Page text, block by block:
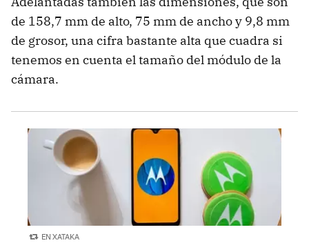
de 158,7 mm de alto, 75 mm de ancho y 9,8 mm
de grosor, una cifra bastante alta que cuadra si
tenemos en cuenta el tamaño del módulo de la
cámara.
EN XATAKA